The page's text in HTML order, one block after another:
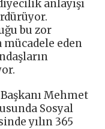
anlayışı
bu zor
mücadele eden
Mehmet
Sosyal
yılın 365